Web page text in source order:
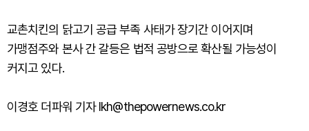
교촌치킨의 닭고기 공급 부족 사태가 장기간 이어지며
가맹점주와 본사 간 갈등은 법적 공방으로 확산될 가능성이
커지고 있다.
이경호 더파워 기자 lkh@thepowernews.co.kr